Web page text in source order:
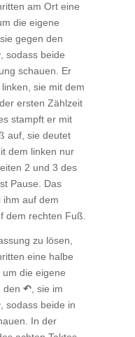
am Ort eine
die eigene
gegen den
, sodass beide
schauen. Er
sie mit dem
ersten Zählzeit
stampft er mit
auf, sie deutet
dem linken nur
2 und 3 des
Pause. Das
ihm auf dem
dem rechten Fuß.
zu lösen,
eine halbe
die eigene
den ↶, sie im
, sodass beide in
In der